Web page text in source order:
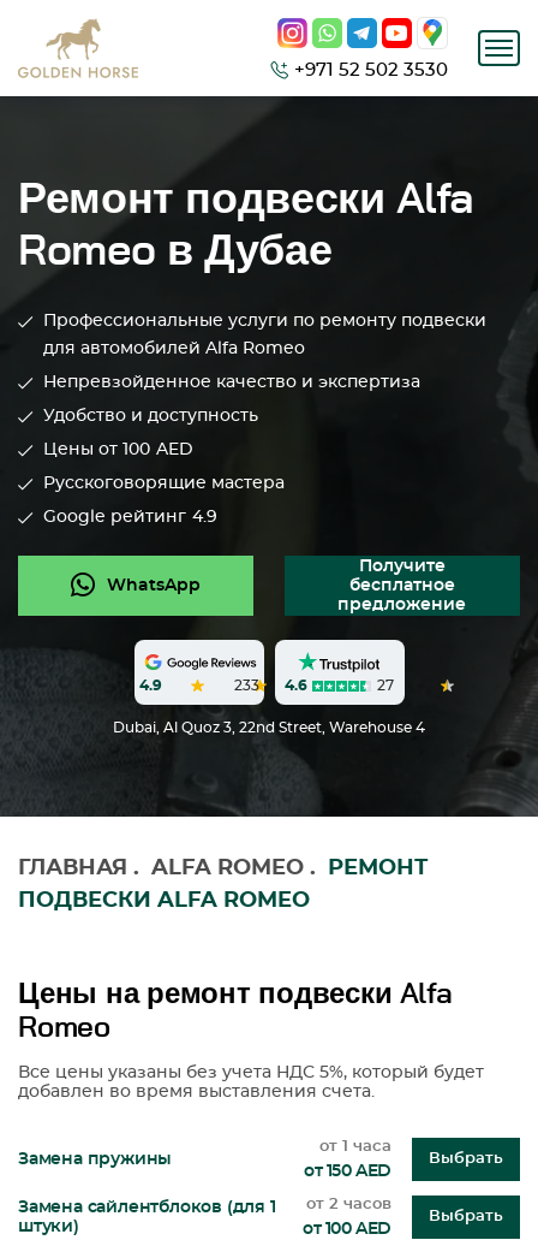
+971 52 502 3530
Ремонт подвески Alfa
Romeo в Дубае
Профессиональные услуги по ремонту подвески
для автомобилей Alfa Romeo
Непревзойденное качество и экспертиза
Удобство и доступность
Цены от 100 AED
Русскоговорящие мастера
Google рейтинг 4.9
WhatsApp
Получите
бесплатное
предложение
4.9 233 4.6 27
Dubai, Al Quoz 3, 22nd Street, Warehouse 4
ГЛАВНАЯ . ALFA ROMEO .
РЕМОНТ
ПОДВЕСКИ ALFA ROMEO
Цены на ремонт подвески Alfa
Romeo
Все цены указаны без учета НДС 5%, который будет
добавлен во время выставления счета.
Замена пружины
от 1 часа
от 150 AED
Выбрать
Замена сайлентблоков (для 1
штуки)
от 2 часов
от 100 AED
Выбрать